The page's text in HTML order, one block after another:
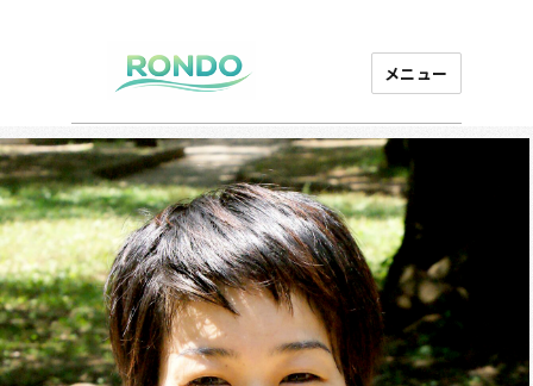
ロンド
芸能プロダクション
メニュー